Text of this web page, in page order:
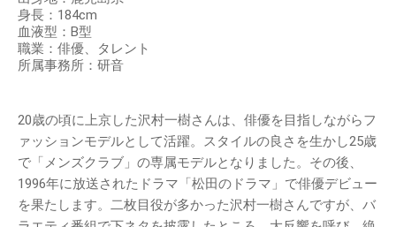
身長：184cm
血液型：B型
職業：俳優、タレント
所属事務所：研音
20歳の頃に上京した沢村一樹さんは、俳優を目指しながらフ
ァッションモデルとして活躍。スタイルの良さを生かし25歳
で「メンズクラブ」の専属モデルとなりました。その後、
1996年に放送されたドラマ「松田のドラマ」で俳優デビュー
を果たします。二枚目役が多かった沢村一樹さんですが、バ